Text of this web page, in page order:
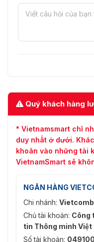
Phát hiện trạng thái
cửa
Kiểm soát khóa
Báo động giả mạo
Tổng quan
Màu sắc ngoại hình
Cài đặt
Chứng nhận
Quý khách hàng
* Vietnamsmart chỉ
duy nhất ở dưới.
khoản vào những tài
VietnamSmart sẽ
NGÂN HÀNG
Chi nhánh:
Chủ tài khoản: Công
tin Thông minh Việt
Số tài khoản: